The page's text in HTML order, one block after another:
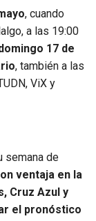
, cuando
a las 19:00
17 de
, también a las
ViX y
semana de
ventaja en la
Cruz Azul y
el pronóstico